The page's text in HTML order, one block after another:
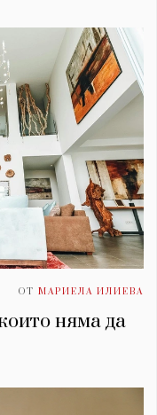
ОТ МАРИЕЛА ИЛИЕВА
няма да